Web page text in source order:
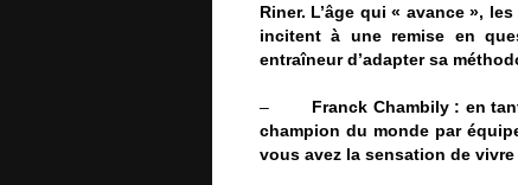
Riner. L’âge qui « avance »,
incitent à une remise en
entraîneur d’adapter sa
– Franck Chambily : en
champion du monde par
vous avez la sensation de